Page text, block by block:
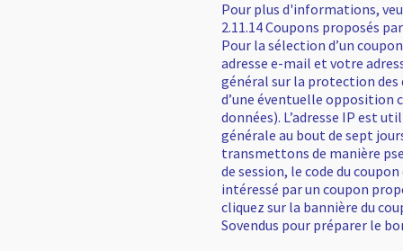
Pour plus d'informations,
2.11.14 Coupons proposés
Pour la sélection d’un
adresse e-mail et votre
général sur la protection des
d’une éventuelle opposition
données). L’adresse IP est
générale au bout de sept
transmettons de manière
de session, le code du
intéressé par un coupon
cliquez sur la bannière du
Sovendus pour préparer le